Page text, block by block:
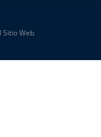
Sitio Web